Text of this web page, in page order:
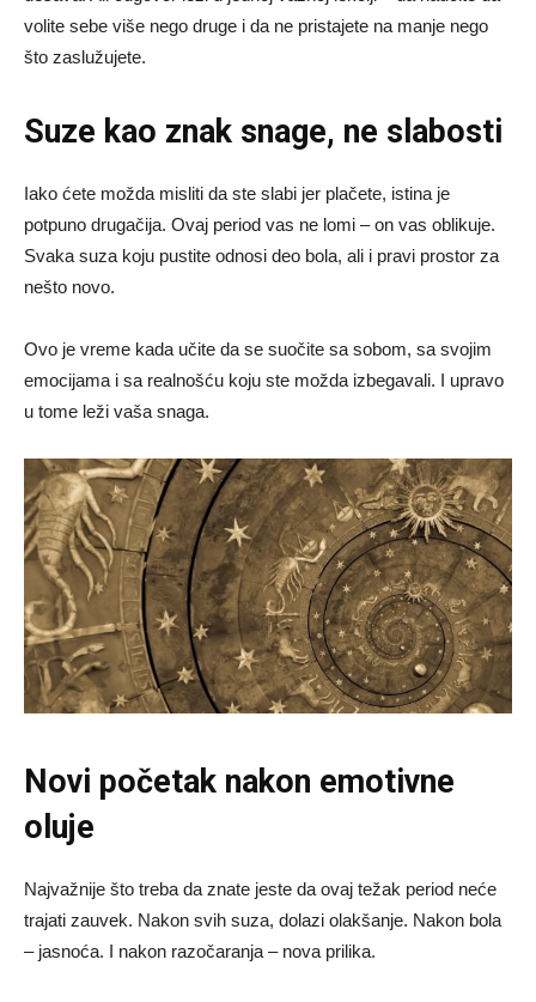
volite sebe više nego druge i da ne pristajete na manje nego
što zaslužujete.
Suze kao znak snage, ne slabosti
Iako ćete možda misliti da ste slabi jer plačete, istina je
potpuno drugačija. Ovaj period vas ne lomi – on vas oblikuje.
Svaka suza koju pustite odnosi deo bola, ali i pravi prostor za
nešto novo.
Ovo je vreme kada učite da se suočite sa sobom, sa svojim
emocijama i sa realnošću koju ste možda izbegavali. I upravo
u tome leži vaša snaga.
Novi početak nakon emotivne
oluje
Najvažnije što treba da znate jeste da ovaj težak period neće
trajati zauvek. Nakon svih suza, dolazi olakšanje. Nakon bola
– jasnoća. I nakon razočaranja – nova prilika.